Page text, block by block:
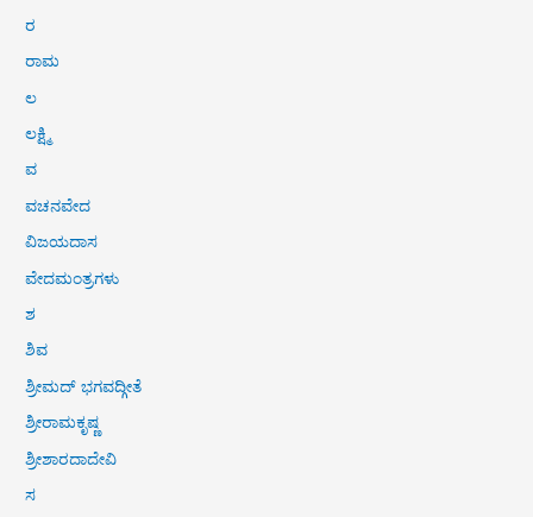
ರ
ರಾಮ
ಲ
ಲಕ್ಷ್ಮಿ
ವ
ವಚನವೇದ
ವಿಜಯದಾಸ
ವೇದಮಂತ್ರಗಳು
ಶ
ಶಿವ
ಶ್ರೀಮದ್ ಭಗವದ್ಗೀತೆ
ಶ್ರೀರಾಮಕೃಷ್ಣ
ಶ್ರೀಶಾರದಾದೇವಿ
ಸ